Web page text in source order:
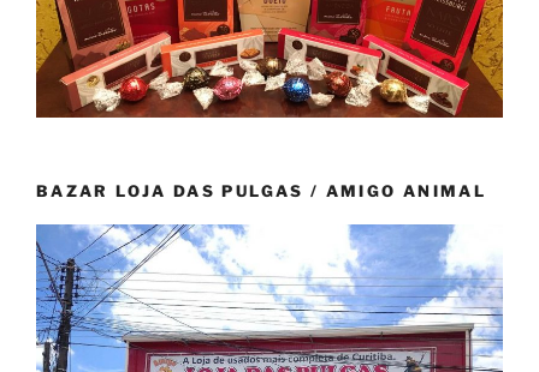
BAZAR LOJA DAS PULGAS / AMIGO ANIMAL